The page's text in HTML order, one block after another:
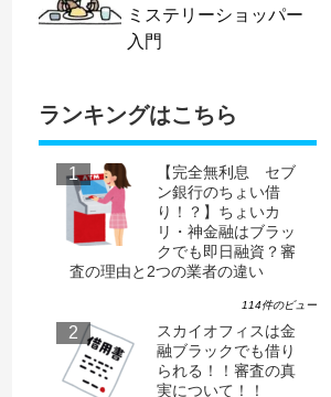
ミステリーショッパー
入門
ランキングはこちら
【完全無利息 セブ
ン銀行のちょい借
り！？】ちょいカ
リ・神金融はブラッ
クでも即日融資？審
査の理由と2つの業者の違い
114件のビュー
スカイオフィスは金
融ブラックでも借り
られる！！審査の真
実について！！